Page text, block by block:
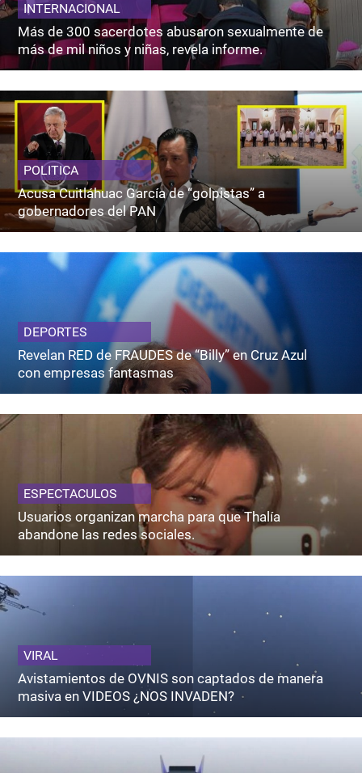
INTERNACIONAL
Más de 300 sacerdotes abusaron sexualmente de
más de mil niños y niñas, revela informe.
POLITICA
Acusa Cuitláhuac García de “golpistas” a
gobernadores del PAN
DEPORTES
Revelan RED de FRAUDES de “Billy” en Cruz Azul
con empresas fantasmas
ESPECTACULOS
Usuarios organizan marcha para que Thalía
abandone las redes sociales.
VIRAL
Avistamientos de OVNIS son captados de manera
masiva en VIDEOS ¿NOS INVADEN?